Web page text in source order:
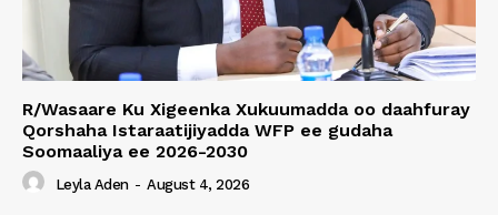
R/Wasaare Ku Xigeenka Xukuumadda oo daahfuray
Qorshaha Istaraatijiyadda WFP ee gudaha
Soomaaliya ee 2026-2030
Leyla Aden - August 4, 2026